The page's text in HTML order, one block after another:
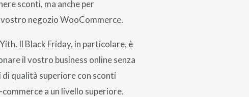
sconti, ma anche per
negozio WooCommerce.
Il Black Friday, in particolare, è
il vostro business online senza
di qualità superiore con sconti
a un livello superiore.